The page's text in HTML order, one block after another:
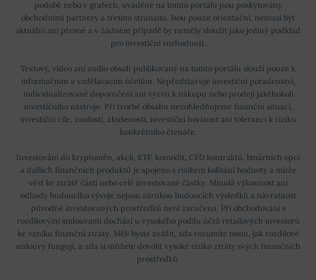
podobě nebo v grafech, uváděné na tomto portálu jsou poskytovány
obchodními partnery a třetími stranami. Jsou pouze orientační, nemusí být
aktuální ani přesné a v žádném případě by neměly sloužit jako jediný podklad
pro investiční rozhodnutí.
Textový, video ani audio obsah publikovaný na tomto portálu slouží pouze k
informačním a vzdělávacím účelům. Nepředstavuje investiční poradenství,
individualizované doporučení ani výzvu k nákupu nebo prodeji jakéhokoli
investičního nástroje. Při tvorbě obsahu nezohledňujeme finanční situaci,
investiční cíle, znalosti, zkušenosti, investiční horizont ani toleranci k riziku
konkrétního čtenáře.
Investování do kryptoměn, akcií, ETF, komodit, CFD kontraktů, binárních opcí
a dalších finančních produktů je spojeno s rizikem kolísání hodnoty a může
vést ke ztrátě části nebo celé investované částky. Minulá výkonnost ani
odhady budoucího vývoje nejsou zárukou budoucích výsledků a návratnost
původně investovaných prostředků není zaručena. Při obchodování s
rozdílovými smlouvami dochází u vysokého podílu účtů retailových investorů
ke vzniku finanční ztráty. Měli byste zvážit, zda rozumíte tomu, jak rozdílové
smlouvy fungují, a zda si můžete dovolit vysoké riziko ztráty svých finančních
prostředků.